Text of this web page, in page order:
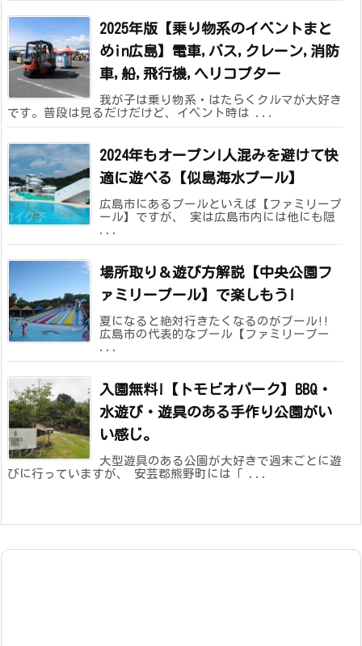
2025年版【乗り物系のイベントまと
めin広島】電車,バス,クレーン,消防
車,船,飛行機,ヘリコプター
我が子は乗り物系・はたらくクルマが大好き
です。普段は見るだけだけど、イベント時は ...
2024年もオープン!人混みを避けて快
適に遊べる【似島海水プール】
広島市にあるプールといえば【ファミリープ
ール】ですが、 実は広島市内には他にも隠
場所取り＆遊び方解説【中央公園フ
ァミリープール】で楽しもう!
夏になると絶対行きたくなるのがプール!!
広島市の代表的なプール【ファミリープー
入園無料!【トモビオパーク】BBQ・
水遊び・遊具のある手作り公園がい
い感じ。
大型遊具のある公園が大好きで週末ごとに遊
びに行っていますが、 安芸郡熊野町には「 ...